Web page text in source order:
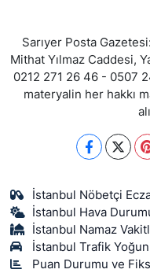
Sarıyer Posta
Mithat Yılmaz Caddesi,
0212 271 26 46 - 0507
materyalin her hakkı
İstanbul Nöbetçi
İstanbul Hava
İstanbul Namaz
İstanbul Trafik
Puan Durumu ve